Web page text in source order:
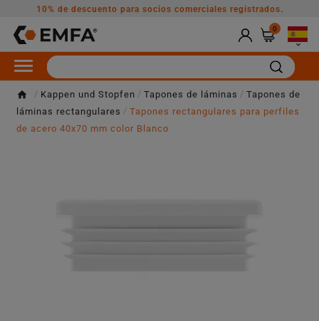
10% de descuento para socios comerciales registrados.
0

Kappen und Stopfen Tapones de láminas
Tapones de
láminas rectangulares
Tapones rectangulares para perfiles
de acero 40x70 mm color Blanco